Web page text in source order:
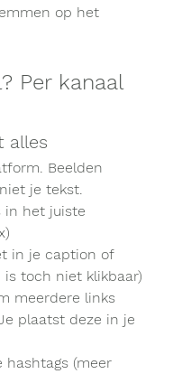
op het
Per kanaal
alles
Beelden
je tekst.
in het juiste
in je caption of
is toch niet klikbaar)
meerdere links
plaatst deze in je
hashtags (meer